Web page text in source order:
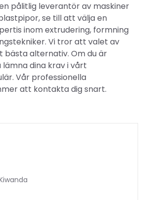
pålitlig leverantör av maskiner
se till att välja en
inom extrudering, formning
Vi tror att valet av
bästa alternativ. Om du är
dina krav i vårt
Vår professionella
att kontakta dig snart.